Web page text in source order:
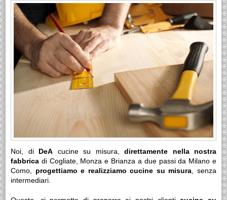
Noi, di DeA cucine su misura, direttamente nella nostra
fabbrica di Cogliate, Monza e Brianza a due passi da Milano e
Como, progettiamo e realizziamo cucine su misura , senza
intermediari.